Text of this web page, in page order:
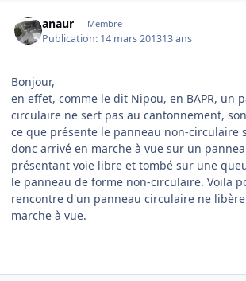
anaur Membre
Publication: 14 mars 201313 ans
Bonjour,
en effet, comme le dit Nipou, en BAPR, un
circulaire ne sert pas au cantonnement,
ce que présente le panneau non-circulaire
donc arrivé en marche à vue sur un
présentant voie libre et tombé sur une
le panneau de forme non-circulaire. Voila
rencontre d'un panneau circulaire ne
marche à vue.